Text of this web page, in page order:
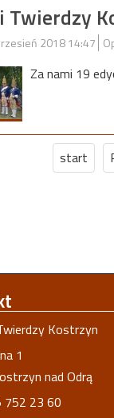
Twierdzy
2018 14:47
Za nami 19
start
Kostrzyn
1
nad Odrą
752 23 60